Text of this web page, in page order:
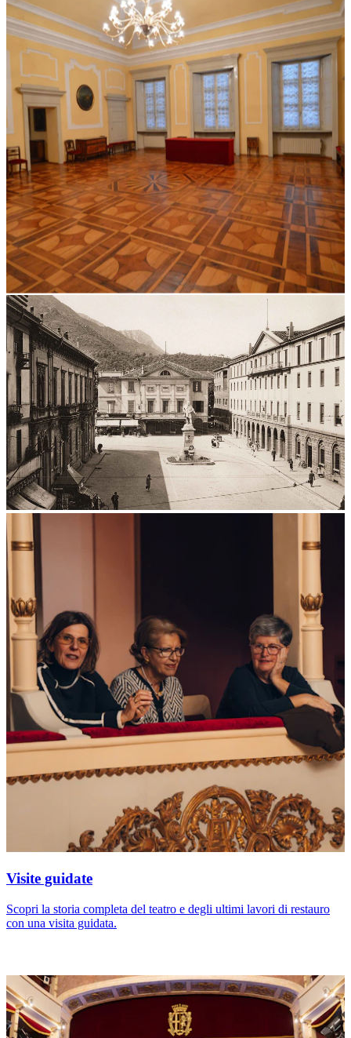
Visite guidate
Scopri la storia completa del teatro e degli ultimi lavori di restauro
con una visita guidata.